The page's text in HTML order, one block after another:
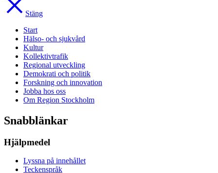
Stäng
Start
Hälso- och sjukvård
Kultur
Kollektivtrafik
Regional utveckling
Demokrati och politik
Forskning och innovation
Jobba hos oss
Om Region Stockholm
Snabblänkar
Hjälpmedel
Lyssna på innehållet
Teckenspråk